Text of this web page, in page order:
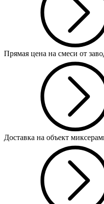
Прямая цена на смеси от
Доставка на объект